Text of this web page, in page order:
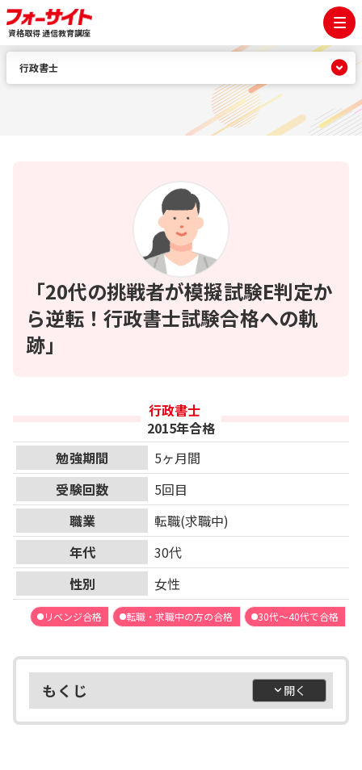
資格取得 通信教育講座
「20代の挑戦者が模擬試験E判定か
ら逆転！行政書士試験合格への軌
跡」
行政書士
2015年合格
勉強期間
5ヶ月間
受験回数
5回目
職業
転職(求職中)
年代
30代
性別
女性
リベンジ合格 転職・求職中の方の合格 30代～40代で合格
もくじ
行政書士